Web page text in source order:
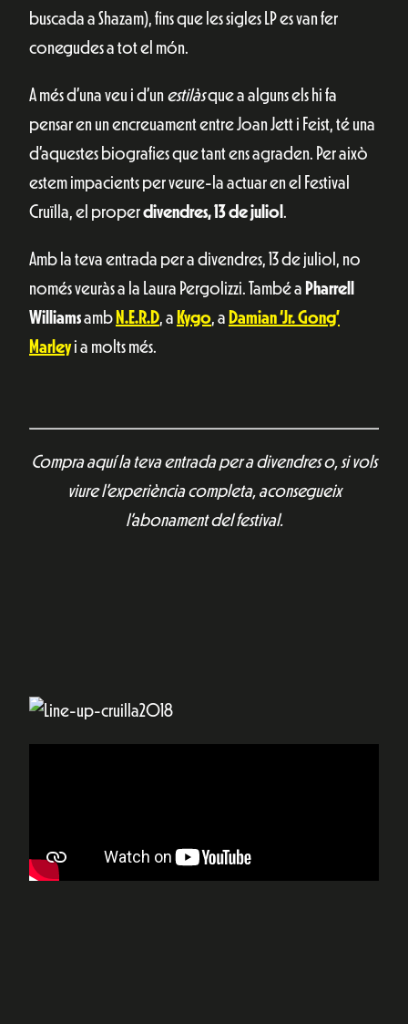
buscada a Shazam), fins que les sigles LP es van fer
conegudes a tot el món.
A més d’una veu i d’un estilàsque a alguns els hi fa
pensar en un encreuament entre Joan Jett i Feist, té una
d’aquestes biografies que tant ens agraden. Per això
estem impacients per veure-la actuar en el Festival
Cruïlla, el properdivendres, 13 de juliol .
Amb la teva entrada per a divendres, 13 de juliol, no
només veuràs a la Laura Pergolizzi. També a Pharrell
Williamsamb N.E.R.D, a Kygo, a Damian ‘Jr. Gong’
Marleyi a molts més.
Compra aquí la teva entrada per a divendres o, si vols
viure l’experiència completa, aconsegueix
l’abonament del festival.